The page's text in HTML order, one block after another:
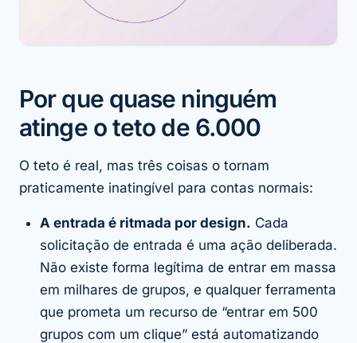
Por que quase ninguém
atinge o teto de 6.000
O teto é real, mas três coisas o tornam
praticamente inatingível para contas normais:
A entrada é ritmada por design. Cada
solicitação de entrada é uma ação deliberada.
Não existe forma legítima de entrar em massa
em milhares de grupos, e qualquer ferramenta
que prometa um recurso de “entrar em 500
grupos com um clique” está automatizando